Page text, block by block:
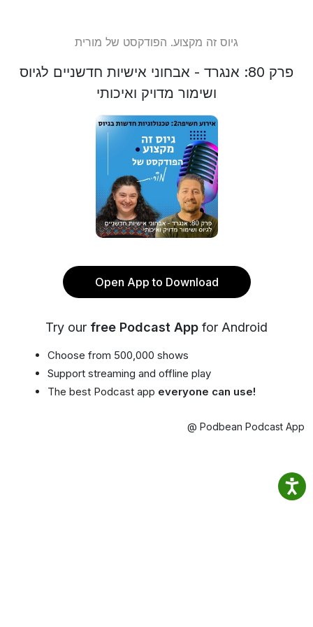
גיוס זה מקצוע. הפודקסט של מורית
פרק 80: אנגרד - אבחוני אישיות חדשניים לגיוס
ושימור מדויק ואיכותי
Open App to Download
Try our free Podcast App for Android
Choose from 500,000 shows
Support streaming and offline play
The best Podcast app everyone can use!
@ Podbean Podcast App